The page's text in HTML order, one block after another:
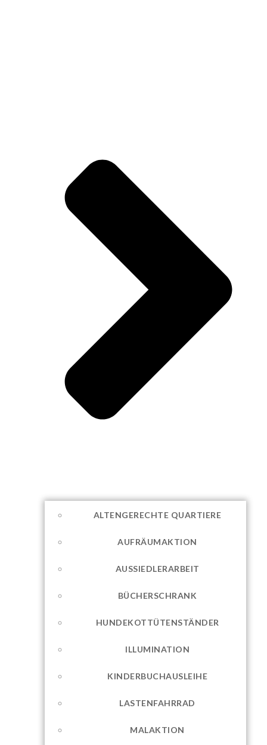
ALTENGERECHTE QUARTIERE
AUFRÄUMAKTION
AUSSIEDLERARBEIT
BÜCHERSCHRANK
HUNDEKOTTÜTENSTÄNDER
ILLUMINATION
KINDERBUCHAUSLEIHE
LASTENFAHRRAD
MALAKTION